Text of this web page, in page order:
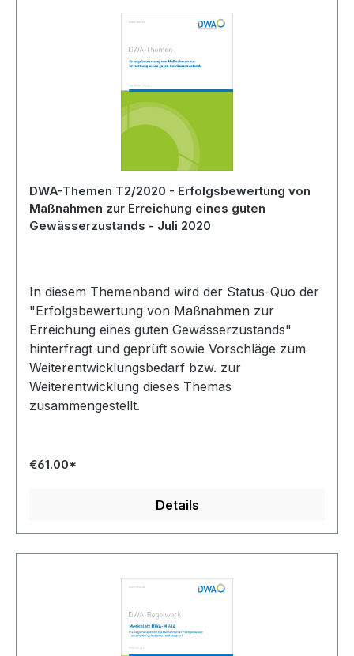
DWA-Themen T2/2020 - Erfolgsbewertung von
Maßnahmen zur Erreichung eines guten
Gewässerzustands - Juli 2020
In diesem Themenband wird der Status-Quo der
"Erfolgsbewertung von Maßnahmen zur
Erreichung eines guten Gewässerzustands"
hinterfragt und geprüft sowie Vorschläge zum
Weiterentwicklungsbedarf bzw. zur
Weiterentwicklung dieses Themas
zusammengestellt.
€61.00*
Details